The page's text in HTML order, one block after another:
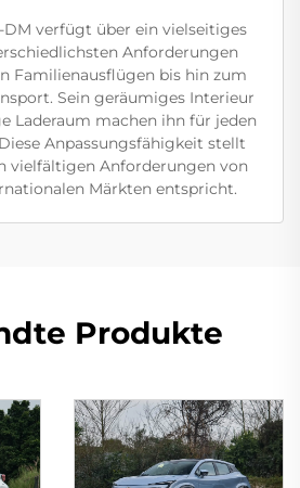
DM verfügt über ein vielseitiges
Anforderungen
Familienausflügen bis hin zum
Sein geräumiges Interieur
Laderaum machen ihn für jeden
Anpassungsfähigkeit stellt
vielfältigen Anforderungen von
Märkten entspricht.
Produkte